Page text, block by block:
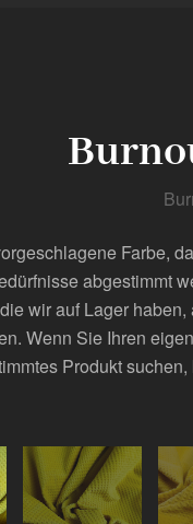
Farbe,
abgestimmt
wir auf Lager
Wenn Sie Ihren
Produkt